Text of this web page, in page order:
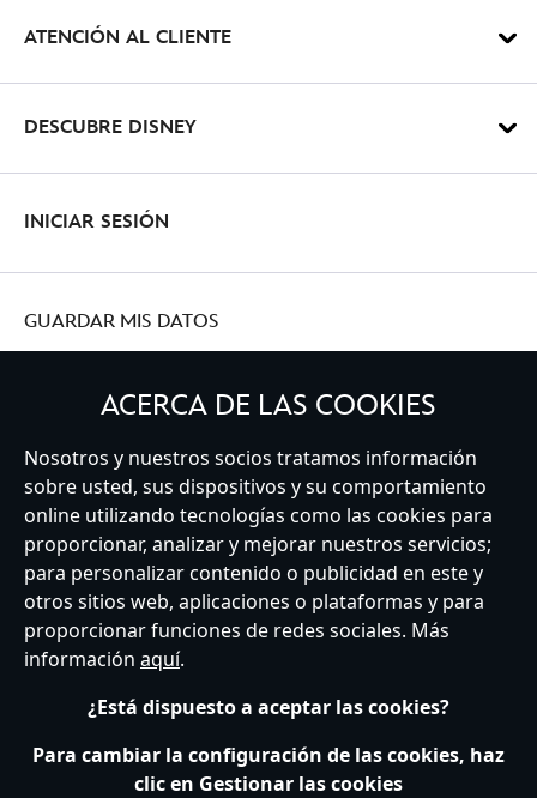
ATENCIÓN AL CLIENTE
DESCUBRE DISNEY
INICIAR SESIÓN
GUARDAR MIS DATOS
Spain
Atención al Cliente Términos de Uso
Buscador de Tiendas
Mapa del Sitio
Política de Privacidad
Política de Cookies
Sobre Privacidad en la UE
Términos y Condiciones Generales
Gestionar su configuración de cookies
s172 Statements
Accessibility
© Disney © Disney•Pixar © & ™ Lucasfilm LTD © Marvel. Todos los derechos
ACERCA DE LAS COOKIES
Nosotros y nuestros socios tratamos información
sobre usted, sus dispositivos y su comportamiento
online utilizando tecnologías como las cookies para
proporcionar, analizar y mejorar nuestros servicios;
para personalizar contenido o publicidad en este y
otros sitios web, aplicaciones o plataformas y para
proporcionar funciones de redes sociales. Más
información aquí.
¿Está dispuesto a aceptar las cookies?
Para cambiar la configuración de las cookies, haz
clic en Gestionar las cookies